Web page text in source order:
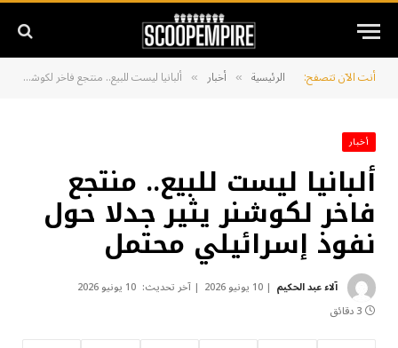
أنت الآن تتصفح: الرئيسية » أخبار » ألبانيا ليست للبيع.. منتجع فاخر لكوشنر يثير جدلا حول نفوذ إسرائيلي محتمل
أخبار
ألبانيا ليست للبيع.. منتجع
فاخر لكوشنر يثير جدلا حول
نفوذ إسرائيلي محتمل
آلاء عبد الحكيم 10 يونيو 2026 آخر تحديث: 10 يونيو 2026
3 دقائق